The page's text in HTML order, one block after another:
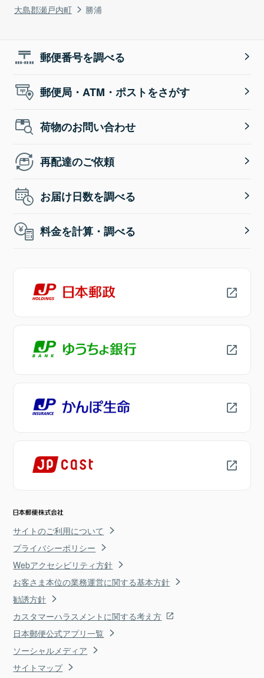
大島郡瀬戸内町
勝浦
郵便番号を調べる
郵便局・ATM・ポストをさがす
荷物のお問い合わせ
再配達のご依頼
お届け日数を調べる
料金を計算・調べる
サイトのご利用について
プライバシーポリシー
Webアクセシビリティ方針
お客さま本位の業務運営に関する基本方針
勧誘方針
カスタマーハラスメントに関する考え方
日本郵便公式アプリ一覧
ソーシャルメディア
サイトマップ